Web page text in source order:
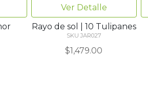
Ver Detalle
Rayo de sol | 10 Tulipanes
SKU JAR027
$1,479.00